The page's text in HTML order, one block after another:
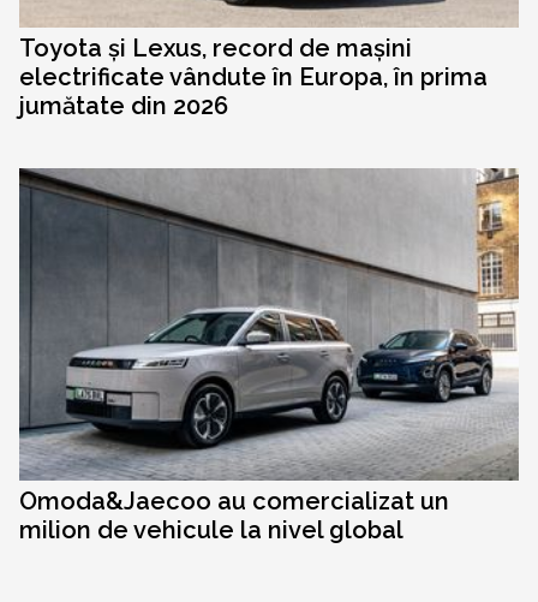
Toyota și Lexus, record de mașini
electrificate vândute în Europa, în prima
jumătate din 2026
Omoda&Jaecoo au comercializat un
milion de vehicule la nivel global